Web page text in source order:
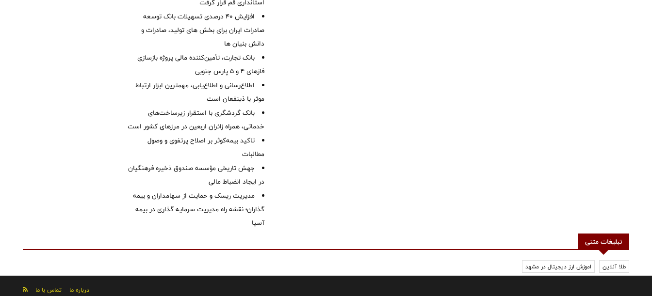
استانداری قم قرار گرفت
افزایش 40 درصدی تسهیلات بانک توسعه
صادرات ایران برای بخش های تولید، صادرات و
دانش بنیان ها
بانک تجارت، تأمین‌کننده مالی پروژه بازسازی
فازهای ۴ و ۵ پارس جنوبی
اطلاع‌رسانی و اطلاع‌یابی، مهمترین ابزار ارتباط
موثر با ذینفعان است
بانک گردشگری با استقرار زیرساخت‌های
خدماتی، همراه زائران اربعین در مرزهای کشور است
تاکید بیمه‌کوثر بر اصلاح پرتفوی و وصول
مطالبات ‌
جهش تاریخی مؤسسه صندوق ذخیره فرهنگیان
در ایجاد انضباط مالی
مدیریت ریسک و حمایت از سهامداران و بیمه
گذاران؛ نقشه راه مدیریت سرمایه گذاری در بیمه
آسیا
تبلیغات متنی
طلا آنلاین اموزش ارز دیجیتال در مشهد
درباره ما تماس با ما